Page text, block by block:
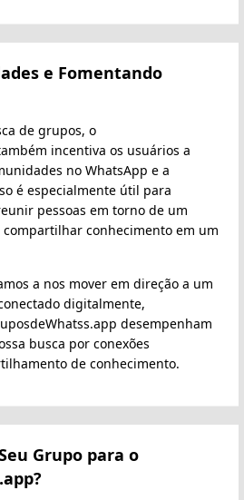
e Fomentando
de grupos, o
incentiva os usuários a
no WhatsApp e a
é especialmente útil para
pessoas em torno de um
compartilhar conhecimento em um
a nos mover em direção a um
digitalmente,
desempenham
busca por conexões
de conhecimento.
Grupo para o